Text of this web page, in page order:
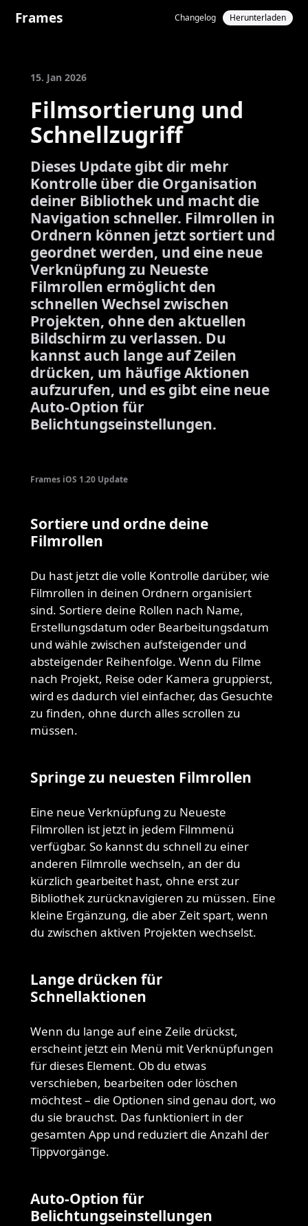
Frames Changelog Herunterladen
15. Jan 2026
Filmsortierung und
Schnellzugriff
Dieses Update gibt dir mehr
Kontrolle über die Organisation
deiner Bibliothek und macht die
Navigation schneller. Filmrollen in
Ordnern können jetzt sortiert und
geordnet werden, und eine neue
Verknüpfung zu Neueste
Filmrollen ermöglicht den
schnellen Wechsel zwischen
Projekten, ohne den aktuellen
Bildschirm zu verlassen. Du
kannst auch lange auf Zeilen
drücken, um häufige Aktionen
aufzurufen, und es gibt eine neue
Auto-Option für
Belichtungseinstellungen.
Frames iOS 1.20 Update
Sortiere und ordne deine
Filmrollen
Du hast jetzt die volle Kontrolle darüber, wie
Filmrollen in deinen Ordnern organisiert
sind. Sortiere deine Rollen nach Name,
Erstellungsdatum oder Bearbeitungsdatum
und wähle zwischen aufsteigender und
absteigender Reihenfolge. Wenn du Filme
nach Projekt, Reise oder Kamera gruppierst,
wird es dadurch viel einfacher, das Gesuchte
zu finden, ohne durch alles scrollen zu
müssen.
Springe zu neuesten Filmrollen
Eine neue Verknüpfung zu Neueste
Filmrollen ist jetzt in jedem Filmmenü
verfügbar. So kannst du schnell zu einer
anderen Filmrolle wechseln, an der du
kürzlich gearbeitet hast, ohne erst zur
Bibliothek zurücknavigieren zu müssen. Eine
kleine Ergänzung, die aber Zeit spart, wenn
du zwischen aktiven Projekten wechselst.
Lange drücken für
Schnellaktionen
Wenn du lange auf eine Zeile drückst,
erscheint jetzt ein Menü mit Verknüpfungen
für dieses Element. Ob du etwas
verschieben, bearbeiten oder löschen
möchtest – die Optionen sind genau dort, wo
du sie brauchst. Das funktioniert in der
gesamten App und reduziert die Anzahl der
Tippvorgänge.
Auto-Option für
Belichtungseinstellungen